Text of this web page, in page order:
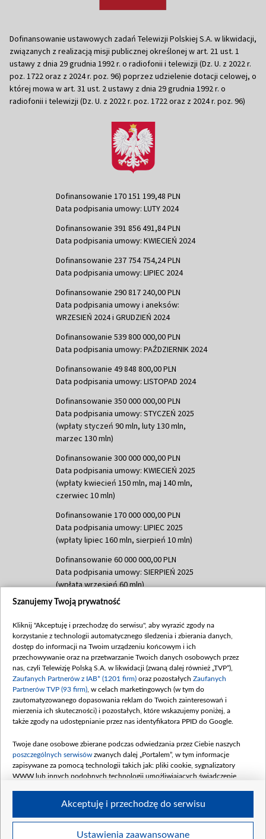
Dofinansowanie ustawowych zadań Telewizji Polskiej S.A. w likwidacji,
związanych z realizacją misji publicznej określonej w art. 21 ust. 1
ustawy z dnia 29 grudnia 1992 r. o radiofonii i telewizji (Dz. U. z 2022 r.
poz. 1722 oraz z 2024 r. poz. 96) poprzez udzielenie dotacji celowej, o
której mowa w art. 31 ust. 2 ustawy z dnia 29 grudnia 1992 r. o
radiofonii i telewizji (Dz. U. z 2022 r. poz. 1722 oraz z 2024 r. poz. 96)
Dofinansowanie 170 151 199,48 PLN
Data podpisania umowy: LUTY 2024
Dofinansowanie 391 856 491,84 PLN
Data podpisania umowy: KWIECIEŃ 2024
Dofinansowanie 237 754 754,24 PLN
Data podpisania umowy: LIPIEC 2024
Dofinansowanie 290 817 240,00 PLN
Data podpisania umowy i aneksów:
WRZESIEŃ 2024 i GRUDZIEŃ 2024
Dofinansowanie 539 800 000,00 PLN
Data podpisania umowy: PAŹDZIERNIK 2024
Dofinansowanie 49 848 800,00 PLN
Data podpisania umowy: LISTOPAD 2024
Dofinansowanie 350 000 000,00 PLN
Data podpisania umowy: STYCZEŃ 2025
(wpłaty styczeń 90 mln, luty 130 mln,
marzec 130 mln)
Dofinansowanie 300 000 000,00 PLN
Data podpisania umowy: KWIECIEŃ 2025
(wpłaty kwiecień 150 mln, maj 140 mln,
czerwiec 10 mln)
Dofinansowanie 170 000 000,00 PLN
Data podpisania umowy: LIPIEC 2025
(wpłaty lipiec 160 mln, sierpień 10 mln)
Dofinansowanie 60 000 000,00 PLN
Data podpisania umowy: SIERPIEŃ 2025
(wpłata wrzesień 60 mln)
Dofinansowanie 635 783 051,21 PLN
(wpłata wrzesień 100 mln, październik 350
mln, listopad 265 mln)
Dofinansowanie 48 862 000,00 PLN
Data podpisania umowy: GRUDZIEŃ 2025
(wpłata grudzień 60,548 mln)
Dofinansowanie 900 000 000,00 PLN
Data podpisania umowy: LUTY 2026 (wpłata
kwiecień 180 mln, 7 maja 180 mln, 8
czerwca 90 mln)
Dofinansowanie 250 000 000,00 PLN
4 sierpnia 250 mln
Szanujemy Twoją prywatność
Kliknij "Akceptuję i przechodzę do serwisu", aby wyrazić zgody na
korzystanie z technologii automatycznego śledzenia i zbierania danych,
dostęp do informacji na Twoim urządzeniu końcowym i ich
przechowywanie oraz na przetwarzanie Twoich danych osobowych przez
nas, czyli Telewizję Polską S.A. w likwidacji (zwaną dalej również „TVP”),
Zaufanych Partnerów z IAB* (1201 firm) oraz pozostałych Zaufanych
Partnerów TVP (93 firm) , w celach marketingowych (w tym do
zautomatyzowanego dopasowania reklam do Twoich zainteresowań i
mierzenia ich skuteczności) i pozostałych, które wskazujemy poniżej, a
także zgody na udostępnianie przez nas identyfikatora PPID do Google.
Twoje dane osobowe zbierane podczas odwiedzania przez Ciebie naszych
poszczególnych serwisów zwanych dalej „Portalem”, w tym informacje
zapisywane za pomocą technologii takich jak: pliki cookie, sygnalizatory
WWW lub innych podobnych technologii umożliwiających świadczenie
Twoje dane osobowe zbierane podczas odwiedzania przez Ciebie
Ustawienia zaawansowane
Akceptuję i przechodzę do serwisu